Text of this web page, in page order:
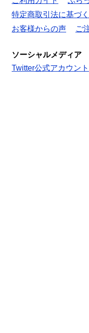
特定商取引法に基づ
お客様からの声
ご
ソーシャルメディア
Twitter公式アカウント